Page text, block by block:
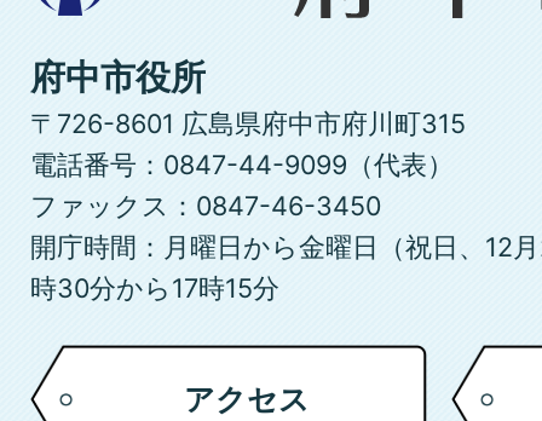
県
府
中
市
府中市役所
〒726-8601 広島県府中市府川町315
電話番号：0847-44-9099（代表）
ファックス：0847-46-3450
開庁時間：月曜日から金曜日（祝日、12
時30分から17時15分
アクセス